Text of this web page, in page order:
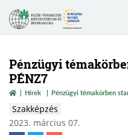
Pénzügyi
PÉNZ7
Hírek Pénzügyi témakörben
Szakképzés
2023. március 07.